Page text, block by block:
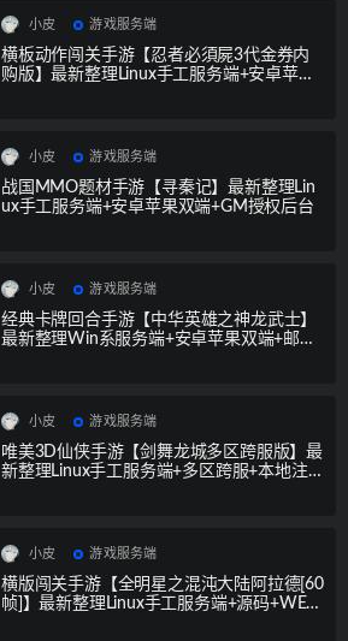
小皮 游戏服务端
横板动作闯关手游【忍者必須屍3代金券内
购版】最新整理Linux手工服务端+安卓苹果
小皮 游戏服务端
战国MMO题材手游【寻秦记】最新整理Lin
ux手工服务端+安卓苹果双端+GM授权后台
小皮 游戏服务端
经典卡牌回合手游【中华英雄之神龙武士】
最新整理Win系服务端+安卓苹果双端+邮件
小皮 游戏服务端
唯美3D仙侠手游【剑舞龙城多区跨服版】最
新整理Linux手工服务端+多区跨服+本地注
小皮 游戏服务端
横版闯关手游【全明星之混沌大陆阿拉德[60
帧]】最新整理Linux手工服务端+源码+WEB